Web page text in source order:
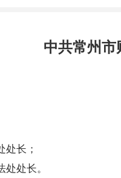
中共常州市
处长；
处长。